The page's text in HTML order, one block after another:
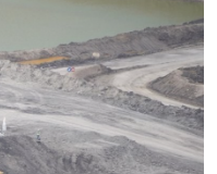
Sesi Aç